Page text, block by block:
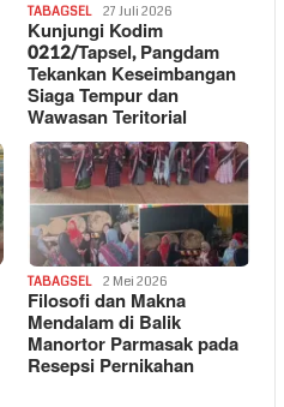
TABAGSEL 27 Juli 2026
Kunjungi Kodim
0212/Tapsel, Pangdam
Tekankan Keseimbangan
Siaga Tempur dan
Wawasan Teritorial
TABAGSEL 2 Mei 2026
Filosofi dan Makna
Mendalam di Balik
Manortor Parmasak pada
Resepsi Pernikahan